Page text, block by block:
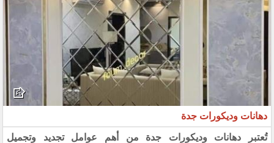
دهانات وديكورات جدة
تُعتبر دهانات وديكورات جدة من أهم عوامل تجديد وتجميل